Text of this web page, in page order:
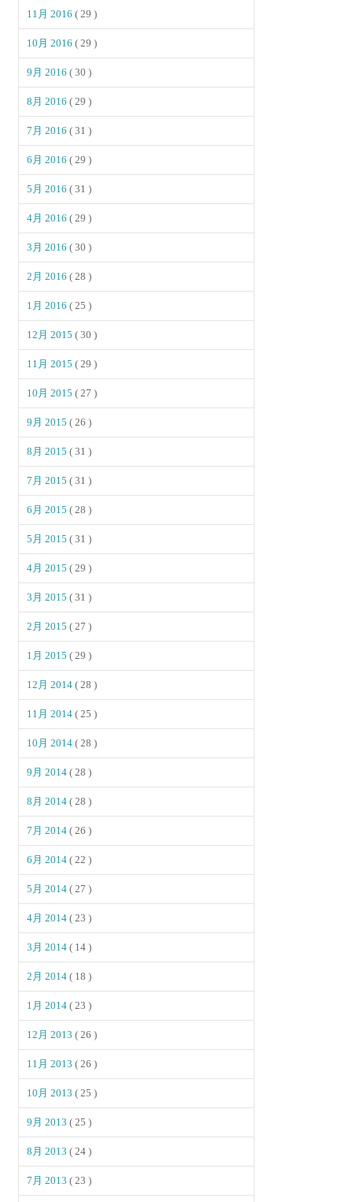
11月 2016( 29 )
10月 2016( 29 )
9月 2016( 30 )
8月 2016( 29 )
7月 2016( 31 )
6月 2016( 29 )
5月 2016( 31 )
4月 2016( 29 )
3月 2016( 30 )
2月 2016( 28 )
1月 2016( 25 )
12月 2015( 30 )
11月 2015( 29 )
10月 2015( 27 )
9月 2015( 26 )
8月 2015( 31 )
7月 2015( 31 )
6月 2015( 28 )
5月 2015( 31 )
4月 2015( 29 )
3月 2015( 31 )
2月 2015( 27 )
1月 2015( 29 )
12月 2014( 28 )
11月 2014( 25 )
10月 2014( 28 )
9月 2014( 28 )
8月 2014( 28 )
7月 2014( 26 )
6月 2014( 22 )
5月 2014( 27 )
4月 2014( 23 )
3月 2014( 14 )
2月 2014( 18 )
1月 2014( 23 )
12月 2013( 26 )
11月 2013( 26 )
10月 2013( 25 )
9月 2013( 25 )
8月 2013( 24 )
7月 2013( 23 )